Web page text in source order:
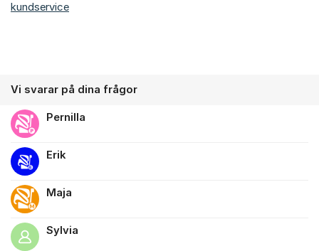
kundservice
Vi svarar på dina frågor
Pernilla
Erik
Maja
Sylvia